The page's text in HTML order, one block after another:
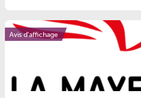
Avis d'affichage